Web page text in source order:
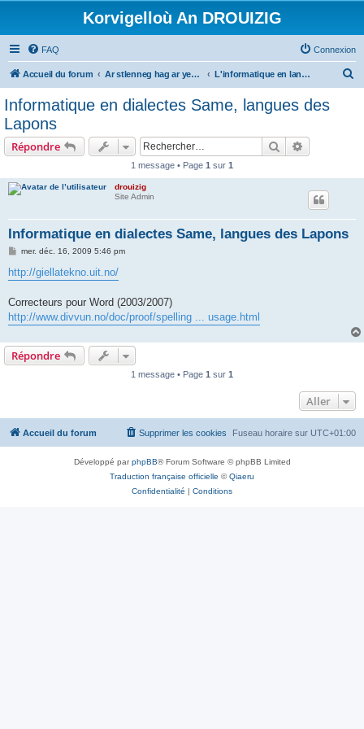
Korvigelloù An DROUIZIG
FAQ Connexion
Accueil du forum Ar stlenneg hag ar yezhoù bihan er bed a-bezh L'informatique en langues régionales et minoritaires
Informatique en dialectes Same, langues des
Lapons
Répondre Rechercher
1 message • Page 1 sur 1
drouizig
Site Admin
Informatique en dialectes Same, langues des Lapons
M
s
s
g
e
mer. déc. 16, 2009 5:46 pm
http://giellatekno.uit.no/
Correcteurs pour Word (2003/2007)
http://www.divvun.no/doc/proof/spelling ... usage.html
Répondre
1 message • Page 1 sur 1
Aller
Accueil du forum Fuseau horaire sur UTC+01:00
Supprimer les cookies
Développé parphpBB® Forum Software © phpBB Limited
Traduction française officielle ©Qiaeru
Confidentialité | Conditions